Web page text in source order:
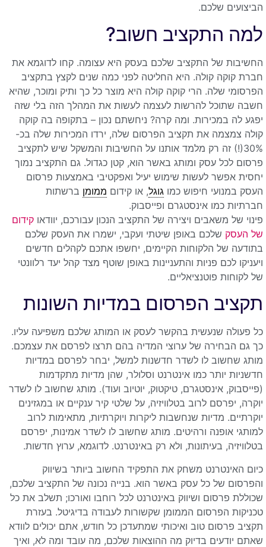
הביצועים שלכם.
למה התקציב חשוב?
החשיבות של התקציב שלכם בעסק היא עצומה. קחו לדוגמא את
חברת קוקה קולה. היא החליטה לפני כמה שנים לקצץ בתקציב
הפרסומי שלה. הרי קוקה קולה היא מוצר כל כך ותיק ומוכר, שהיא
חשבה שתוכל להרשות לעצמה לעשות את המהלך הזה בלי שזה
יפגע לה במכירות. ומה קרה? ניחשתם נכון – בתקופה בה קוקה
קולה צמצמה את תקציב הפרסום שלה, ירדו המכירות שלה בכ-
30%(!) זה רק מלמד אותנו על החשיבות והמשקל שיש לתקציב
פרסום לכל עסק ומותג באשר הוא, קטן כגדול. גם התקציב נמוך
יחסית אפשר לעשות שימוש יעיל ואפקטיבי באמצעות פרסום
העסק במנועי חיפוש כמו גוגל, או קידום ממומן ברשתות
חברתיות כמו אינסטגרם ופייסבוק.
פינוי של משאבים ויצירה של התקציב הנכון עבורכם, יוודאו קידום
של העסק שלכם באופן שיטתי ועקבי, ישמרו את העסק שלכם
בתודעה של הלקוחות הקיימים, יחשפו אתכם לקהלים חדשים
ויעניקו לכם פניות והתעניינות באופן שוטף מצד קהל יעד רלוונטי
של לקוחות פוטנציאליים.
תקציב הפרסום במדיות השונות
כל פעולה שנעשית בהקשר לעסק או המותג שלכם משפיעה עליו.
כך גם הבחירה של ערוצי המדיה בהם תרצו לפרסם את עצמכם.
מותג שחשוב לו לשדר חדשנות למשל, יבחר לפרסם במדיות
חדשניות יותר כמו אינטרנט וסלולר, שהן מדיות מתקדמות
(פייסבוק, אינסטגרם, טיקטוק, יוטיוב ועוד). מותג שחשוב לו לשדר
יוקרה, יפרסם לרוב בטלוויזיה, על שלטי קיר ענקיים או במגזינים
יוקרתיים. מדיות שנחשבות ליקרות ויוקרתיות, מתאימות לרוב
למותגי אופנה ורהיטים. מותג שחשוב לו לשדר אמינות, יפרסם
בטלוויזיה, בעיתונות, ולא רק באינטרנט. לדוגמא, ערוץ חדשות.
כיום האינטרנט משחק את התפקיד החשוב ביותר בשיווק
והפרסום של כל עסק באשר הוא. בנייה נכונה של התקציב שלכם,
שכוללת פרסום ושיווק באינטרנט לכל רוחבו ואורכו; תשלב את כל
טכניקות הפרסום הממומן שקשורות לעבודה בדיגיטל. בעזרת
תקציב פרסום טוב ואיכותי שמתעדכן כל חודש, אתם יכולים לוודא
שאתם יודעים בדיוק מה ההוצאות שלכם, מה עובד ומה לא, ואיך